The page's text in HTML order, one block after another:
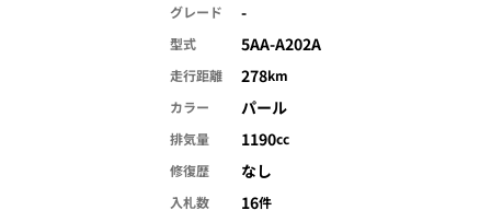
グレード
-
型式 5AA-A202A
走行距離 278km
カラー
パール
排気量 1190cc
修復歴
なし
入札数 16件